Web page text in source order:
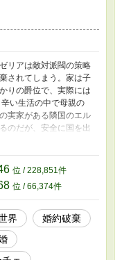
リアは敵対派閥の策略
されてしまう。家は子
りの爵位で、実際には
い生活の中で母親の
実家がある隣国のエル
のだが、安全に国を出
しかし、ローゼリアを
を出る事が出来ないと
30歳も年上である伯爵
で決めるのだった。
です。細かな設定やス
はブラウザバッグをお
位 / 228,851件
位 / 66,374件
界
婚約破棄